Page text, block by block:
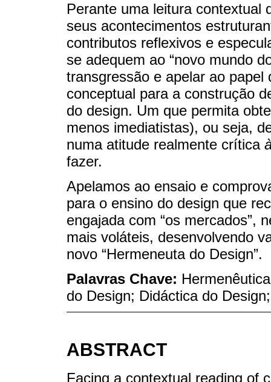
Perante uma leitura contextual
seus acontecimentos
contributos reflexivos e
se adequem ao “novo mundo
transgressão e apelar ao
conceptual para a construção
do design. Um que permita
menos imediatistas), ou seja,
numa atitude realmente crítica
fazer.
Apelamos ao ensaio e
para o ensino do design que
engajada com “os mercados”,
mais voláteis, desenvolvendo
novo “Hermeneuta do Design”.
Palavras Chave:
do Design; Didáctica do
ABSTRACT
Facing a contextual reading of